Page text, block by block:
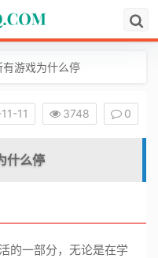
有游戏为什么停
11 3748 0
什么停
的一部分，无论是在学